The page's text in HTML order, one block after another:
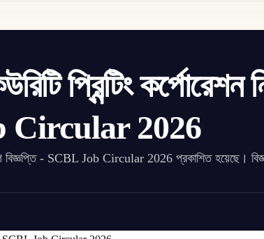
প্রিন্টিং কর্পোরেশন
Circular 2026
বিজ্ঞপ্তি - SCBL Job Circular 2026 প্রকাশিত হয়েছে।